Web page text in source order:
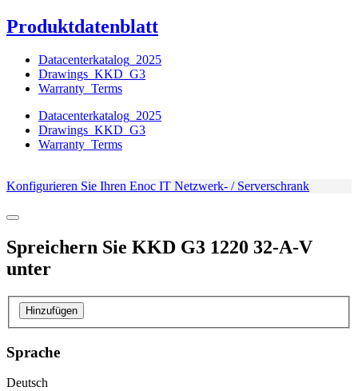
Produktdatenblatt
Datacenterkatalog_2025
Drawings_KKD_G3
Warranty_Terms
Datacenterkatalog_2025
Drawings_KKD_G3
Warranty_Terms
Konfigurieren Sie Ihren Enoc IT Netzwerk- / Serverschrank
Spreichern Sie KKD G3 1220 32-A-V
unter
Hinzufügen
Sprache
Deutsch